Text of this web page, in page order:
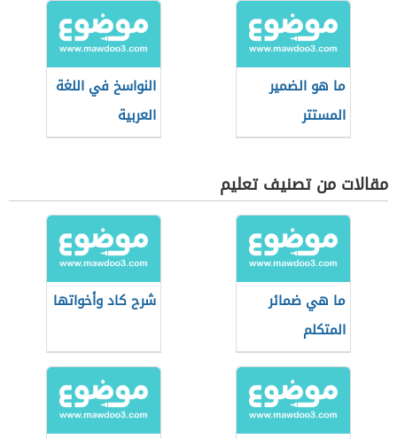
ما هو الضمير
المستتر
النواسخ في اللغة
العربية
مقالات من تصنيف تعليم
ما هي ضمائر
المتكلم
شرح كاد وأخواتها